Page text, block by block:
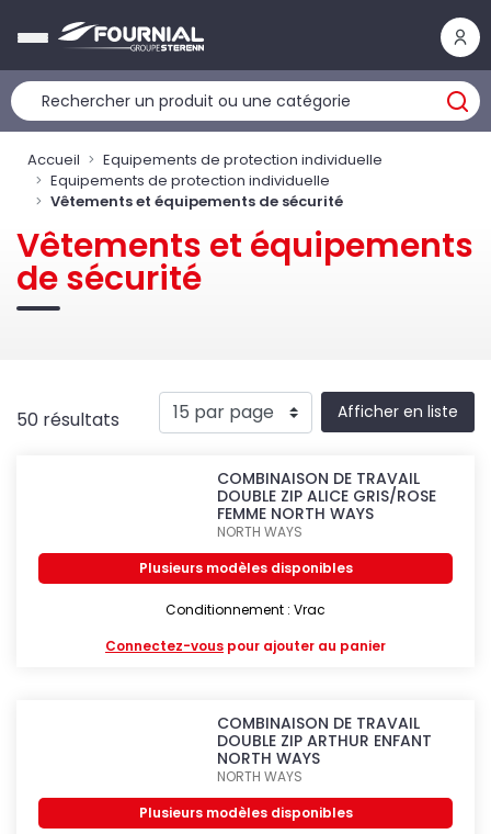
Accueil
Equipements de protection individuelle
Equipements de protection individuelle
Vêtements et équipements de sécurité
Vêtements et équipements
de sécurité
50 résultats Afficher en liste
COMBINAISON DE TRAVAIL
DOUBLE ZIP ALICE GRIS/ROSE
FEMME NORTH WAYS
NORTH WAYS
Plusieurs modèles disponibles
Conditionnement : Vrac
Connectez-vous pour ajouter au panier
COMBINAISON DE TRAVAIL
DOUBLE ZIP ARTHUR ENFANT
NORTH WAYS
NORTH WAYS
Plusieurs modèles disponibles